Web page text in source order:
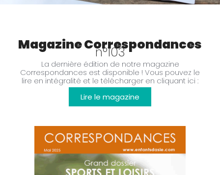
Magazine Correspondances
n°103
La dernière édition de notre magazine
Correspondances est disponible ! Vous pouvez le
lire en intégralité et le télécharger en cliquant ici :
Lire le magazine